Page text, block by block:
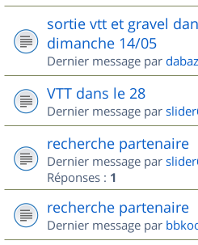
sortie vtt et gravel
dimanche 14/05
Dernier message par
VTT dans le 28
Dernier message par
recherche partenaire
Dernier message par
Réponses : 1
recherche partenaire
Dernier message par